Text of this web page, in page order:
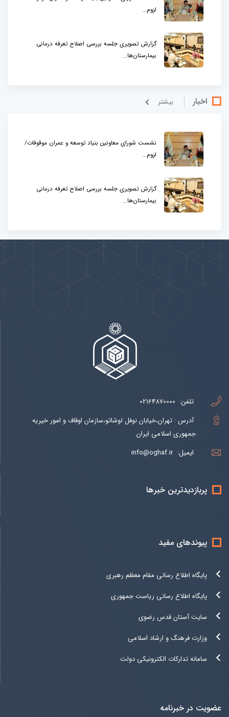
لزوم...
گزارش تصویری جلسه بررسی اصلاح تعرفه درمانی
بیمارستان‌ها...
اخبار بيشتر
نشست شورای معاونین بنیاد توسعه و عمران موقوفات/
لزوم...
گزارش تصویری جلسه بررسی اصلاح تعرفه درمانی
بیمارستان‌ها...
تلفن: 02164870000
آدرس : تهران،خیابان نوفل لوشاتو،سازمان اوقاف و امور خیریه
جمهوری اسلامی ایران
ایمیل: info@oghaf.ir
پربازدیدترین خبرها
پیوندهای مفید
پایگاه اطلاع رسانی مقام معظم رهبری
پایگاه اطلاع رسانی ریاست جمهوری
سایت آستان قدس رضوی
وزارت فرهنگ و ارشاد اسلامی
سامانه تدارکات الکترونیکی دولت
عضویت در خبرنامه